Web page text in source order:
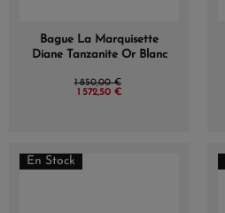
Bague La Marquisette
Diane Tanzanite Or Blanc
1 850,00 €
1 572,50 €
En Stock